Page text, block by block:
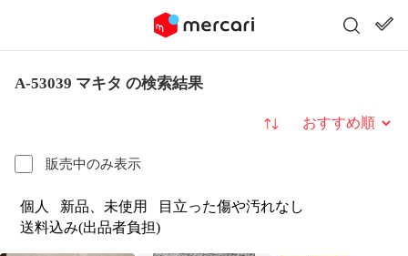
A-53039 マキタ の検索結果
販売中のみ表示
並び替え
個人 新品、未使用
目立った傷や汚れなし
送料込み(出品者負担)